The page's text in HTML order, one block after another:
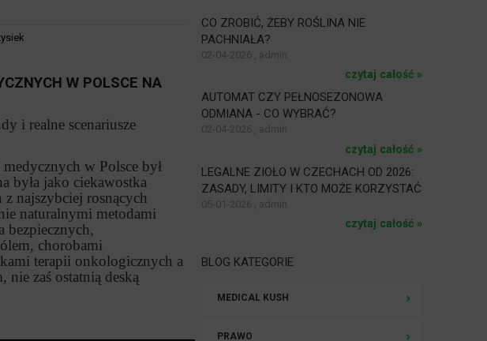
W POLSCE NA
i realne scenariusze
w Polsce był
była jako ciekawostka
najszybciej rosnących
naturalnymi metodami
bezpiecznych,
chorobami
terapii onkologicznych a
nie zaś ostatnią deską
CO ZROBIĆ, ŻEBY ROŚLINA NIE
PACHNIAŁA?
02-04-2026 , admin
czytaj całość »
AUTOMAT CZY PEŁNOSEZONOWA
ODMIANA - CO WYBRAĆ?
02-04-2026 , admin
czytaj całość »
LEGALNE ZIOŁO W CZECHACH OD 2026:
ZASADY, LIMITY I KTO MOŻE KORZYSTAĆ
05-01-2026 , admin
czytaj całość »
BLOG KATEGORIE
MEDICAL KUSH
PRAWO